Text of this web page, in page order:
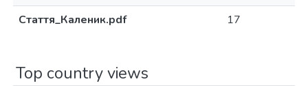
Стаття_Каленик.pdf
17
Top country views